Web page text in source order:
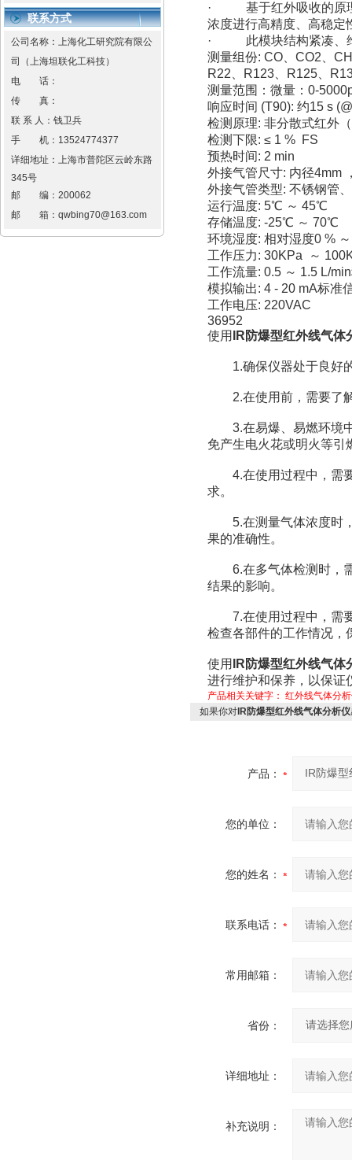
联系方式
公司名称：上海化工研究院有限公
司（上海坦联化工科技）
电 话：
传 真：
联 系 人：钱卫兵
手 机： 13524774377
详细地址： 上海市普陀区云岭东路
345号
邮 编： 200062
邮 箱： qwbing70@163.com
· 基于红外吸收的原理
浓度进行高精度、高稳定
· 此模块结构紧凑、维
测量组份: CO、CO2、
R22、R123、R125、
测量范围：微量：0-
响应时间 (T90): 约15 s
检测原理: 非分散式红外
检测下限: ≤ 1 % FS
预热时间: 2 min
外接气管尺寸: 内径4mm
外接气管类型: 不锈钢管
运行温度: 5℃ ～ 45℃
存储温度: -25℃ ～ 70℃
环境湿度: 相对湿度0 %
工作压力: 30KPa ～
工作流量: 0.5 ～ 1.5 L/
模拟输出: 4 - 20 mA标准
工作电压: 220VAC
36952
使用 IR防爆型红外线气体
1.确保仪器处于良好的
2.在使用前，需要了解
3.在易爆、易燃环境中
免产生电火花或明火等引
4.在使用过程中，需要
求。
5.在测量气体浓度时，
果的准确性。
6.在多气体检测时，需
结果的影响。
7.在使用过程中，需要
检查各部件的工作情况，
使用 IR防爆型红外线气体
进行维护和保养，以保证
产品相关关键字： 红外线气体分
如果你对IR防爆型红外线气体分析仪
产品：
您的单位：
您的姓名：
联系电话：
常用邮箱：
省份：
详细地址：
补充说明：